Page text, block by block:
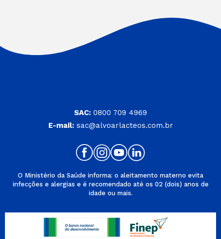
SAC: 0800 709 4969
E-mail: sac@alvoarlacteos.com.br
O Ministério da Saúde informa: o aleitamento materno evita
infecções e alergias e é recomendado até os 02 (dois) anos de
idade ou mais.